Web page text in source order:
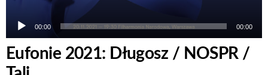
00:00 00:00
Eufonie 2021: Długosz / NOSPR /